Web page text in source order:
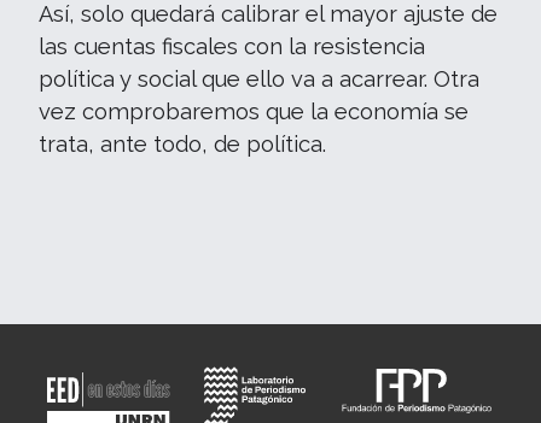
Así, solo quedará calibrar el mayor ajuste de
las cuentas fiscales con la resistencia
política y social que ello va a acarrear. Otra
vez comprobaremos que la economía se
trata, ante todo, de política.